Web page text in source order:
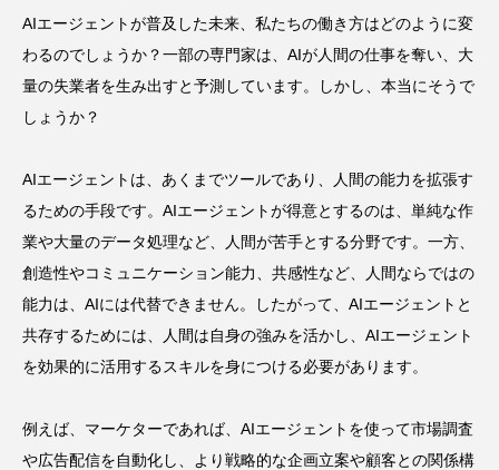
AIエージェントが普及した未来、私たちの働き方はどのように変
わるのでしょうか？一部の専門家は、AIが人間の仕事を奪い、大
量の失業者を生み出すと予測しています。しかし、本当にそうで
しょうか？
AIエージェントは、あくまでツールであり、人間の能力を拡張す
るための手段です。AIエージェントが得意とするのは、単純な作
業や大量のデータ処理など、人間が苦手とする分野です。一方、
創造性やコミュニケーション能力、共感性など、人間ならではの
能力は、AIには代替できません。したがって、AIエージェントと
共存するためには、人間は自身の強みを活かし、AIエージェント
を効果的に活用するスキルを身につける必要があります。
例えば、マーケターであれば、AIエージェントを使って市場調査
や広告配信を自動化し、より戦略的な企画立案や顧客との関係構